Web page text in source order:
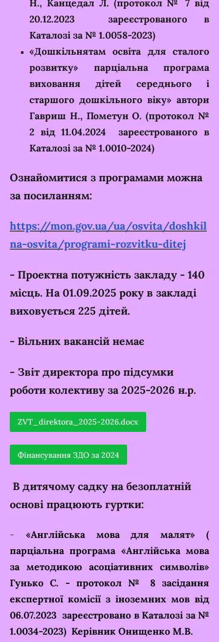
Н., Канцедал Л. (протокол № 7 від
20.12.2023 зареєстрованого в
Каталозі за № 1.0058-2023)
«Дошкільнятам освіта для сталого
розвитку» парціальна програма
виховання дітей середнього і
старшого дошкільного віку» автори
Гавриш Н., Пометун О. (протокол №
2 від 11.04.2024 зареєстрованого в
Каталозі за № 1.0010-2024)
Ознайомитися з програмами можна
за посиланням:
https://mon.gov.ua/ua/osvita/doshkil
na-osvita/programi-rozvitku-ditej
- Проектна потужність закладу - 140
місць. На 01.09.2025 року в закладі
виховується 225 дітей.
- Вільних вакансій немає
- Звіт директора про підсумки
роботи колективу за 2025-2026 н.р.
ZVT_direktora_2025-2026.docx
Фінансування ЗДО за 2024
В дитячому садку на безоплатній
основі працюють гуртки:
-
«Англійська мова для малят» (
парціальна програма «Англійська мова
за методикою асоціативних символів»
Гунько С. - протокол № 8 засідання
експертної комісії з іноземних мов від
06.07.2023 зареєстровано в Каталозі за №
1.0034-2023) Керівник Онищенко М.В.